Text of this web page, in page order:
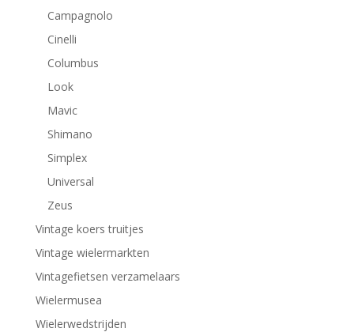
Campagnolo
Cinelli
Columbus
Look
Mavic
Shimano
Simplex
Universal
Zeus
Vintage koers truitjes
Vintage wielermarkten
Vintagefietsen verzamelaars
Wielermusea
Wielerwedstrijden